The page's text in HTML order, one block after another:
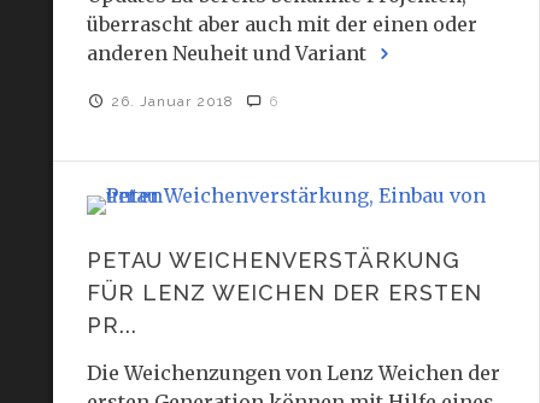
überrascht aber auch mit der einen oder
anderen Neuheit und Variant
26. Januar 2018 6
PETAU WEICHENVERSTÄRKUNG
FÜR LENZ WEICHEN DER ERSTEN
PR...
Die Weichenzungen von Lenz Weichen der